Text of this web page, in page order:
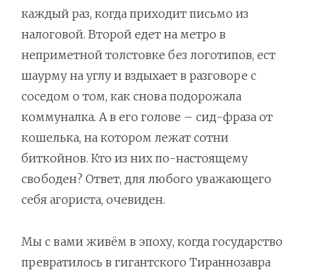
каждый раз, когда приходит письмо из
налоговой. Второй едет на метро в
неприметной толстовке без логотипов, ест
шаурму на углу и вздыхает в разговоре с
соседом о том, как снова подорожала
коммуналка. А в его голове – сид-фраза от
кошелька, на котором лежат сотни
биткойнов. Кто из них по-настоящему
свободен? Ответ, для любого уважающего
себя агориста, очевиден.
Мы с вами живём в эпоху, когда государство
превратилось в гигантского Тираннозавра